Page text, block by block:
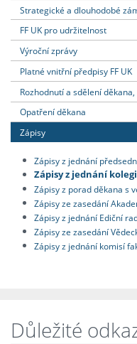
Strategické a dlouhodobé
FF UK pro udržitelnost
Výroční zprávy
Platné vnitřní předpisy FF UK
Rozhodnutí a sdělení
Opatření děkana
Zápisy
Zápisy z jednání
Zápisy z jednání
Zápisy z porad děkana s
Zápisy ze zasedání
Zápisy z jednání Ediční
Zápisy ze zasedání
Zápisy z jednání komisí
Důležité